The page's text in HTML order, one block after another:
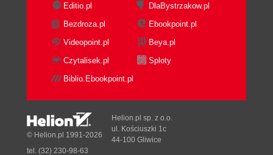
Editio.pl
DlaBystrzakow.pl
Bezdroza.pl
Ebookpoint.pl
Videopoint.pl
Beya.pl
Czytalisek.pl
Sploty
Biblio.Ebookpoint.pl
© Helion.pl 1991-2026
Helion.pl sp. z o.o.
ul. Kościuszki 1c
44-100 Gliwice
tel. (32) 230-98-63